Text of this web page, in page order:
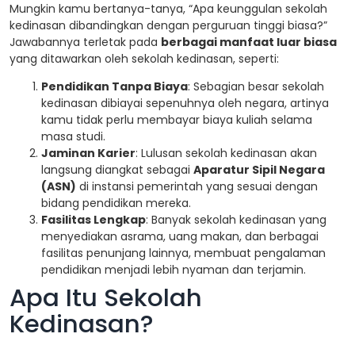
Mungkin kamu bertanya-tanya, “Apa keunggulan sekolah
kedinasan dibandingkan dengan perguruan tinggi biasa?”
Jawabannya terletak pada berbagai manfaat luar biasa
yang ditawarkan oleh sekolah kedinasan, seperti:
Pendidikan Tanpa Biaya: Sebagian besar sekolah
kedinasan dibiayai sepenuhnya oleh negara, artinya
kamu tidak perlu membayar biaya kuliah selama
masa studi.
Jaminan Karier: Lulusan sekolah kedinasan akan
langsung diangkat sebagai Aparatur Sipil Negara
(ASN) di instansi pemerintah yang sesuai dengan
bidang pendidikan mereka.
Fasilitas Lengkap: Banyak sekolah kedinasan yang
menyediakan asrama, uang makan, dan berbagai
fasilitas penunjang lainnya, membuat pengalaman
pendidikan menjadi lebih nyaman dan terjamin.
Apa Itu Sekolah
Kedinasan?